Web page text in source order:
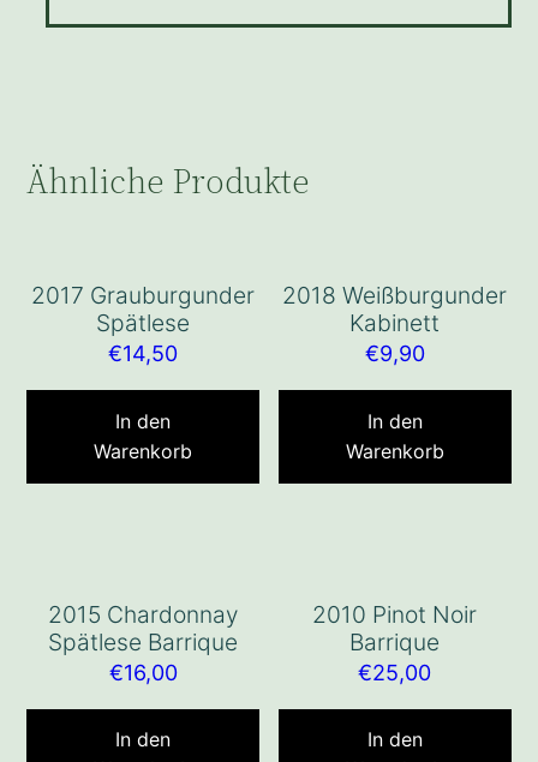
Ähnliche Produkte
2017 Grauburgunder
Spätlese
€14,50
In den
Warenkorb
2018 Weißburgunder
Kabinett
€9,90
In den
Warenkorb
2015 Chardonnay
Spätlese Barrique
€16,00
In den
2010 Pinot Noir
Barrique
€25,00
In den